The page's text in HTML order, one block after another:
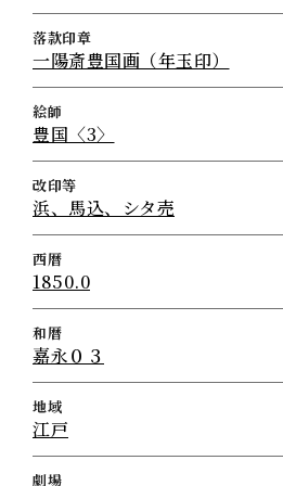
落款印章
一陽斎豊国画（年玉印）
絵師
豊国〈3〉
改印等
浜、馬込、シタ売
西暦
1850.0
和暦
嘉永０３
地域
江戸
劇場